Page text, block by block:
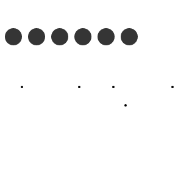
Profil Madu TV Redaksi Pedoman Siber